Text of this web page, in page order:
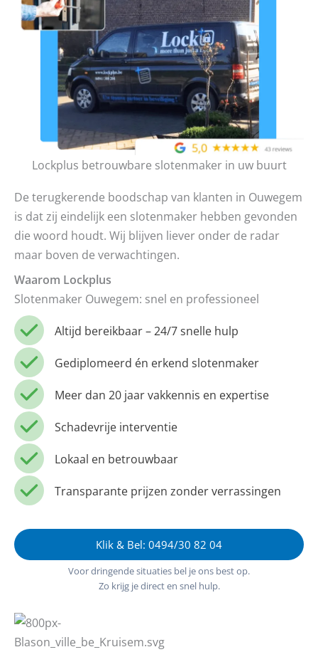
Lockplus betrouwbare slotenmaker in uw buurt
De terugkerende boodschap van klanten in Ouwegem
is dat zij eindelijk een slotenmaker hebben gevonden
die woord houdt. Wij blijven liever onder de radar
maar boven de verwachtingen.
Waarom Lockplus
Slotenmaker Ouwegem: snel en professioneel
Altijd bereikbaar – 24/7 snelle hulp
Gediplomeerd én erkend slotenmaker
Meer dan 20 jaar vakkennis en expertise
Schadevrije interventie
Lokaal en betrouwbaar
Transparante prijzen zonder verrassingen
Klik & Bel: 0494/30 82 04
Voor dringende situaties bel je ons best op.
Zo krijg je direct en snel hulp.